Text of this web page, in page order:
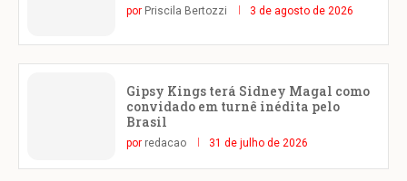
por Priscila Bertozzi 3 de agosto de 2026
Gipsy Kings terá Sidney Magal como
convidado em turnê inédita pelo
Brasil
por redacao 31 de julho de 2026